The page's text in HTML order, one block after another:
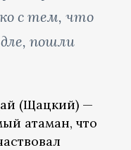
с тем, что
пошли
(Щацкий) —
атаман, что